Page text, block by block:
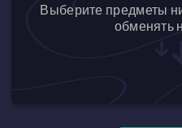
Выберите предметы
обменять